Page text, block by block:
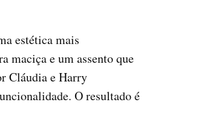
estética mais
maciça e um assento que
Cláudia e Harry
O resultado é